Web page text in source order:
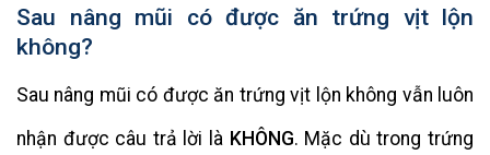
Sau nâng mũi có được ăn trứng vịt lộn
không?
Sau nâng mũi có được ăn trứng vịt lộn không vẫn luôn
nhận được câu trả lời là KHÔNG. Mặc dù trong trứng